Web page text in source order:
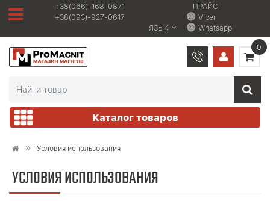
+38(066)-168-0871
+38(093)-927-0617
ЯЗЫК
ПРАЙС
Viber
Whatsapp
Каталог товаров
0
Условия использования
УСЛОВИЯ ИСПОЛЬЗОВАНИЯ